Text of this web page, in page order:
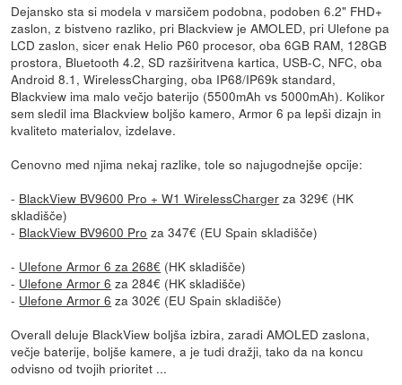
Dejansko sta si modela v marsičem podobna, podoben 6.2" FHD+
zaslon, z bistveno razliko, pri Blackview je AMOLED, pri Ulefone pa
LCD zaslon, sicer enak Helio P60 procesor, oba 6GB RAM, 128GB
prostora, Bluetooth 4.2, SD razširitvena kartica, USB-C, NFC, oba
Android 8.1, WirelessCharging, oba IP68/IP69k standard,
Blackview ima malo večjo baterijo (5500mAh vs 5000mAh). Kolikor
sem sledil ima Blackview boljšo kamero, Armor 6 pa lepši dizajn in
kvaliteto materialov, izdelave.
Cenovno med njima nekaj razlike, tole so najugodnejše opcije:
- BlackView BV9600 Pro + W1 WirelessCharger za 329€ (HK
skladišče)
- BlackView BV9600 Pro za 347€ (EU Spain skladišče)
- Ulefone Armor 6 za 268€ (HK skladišče)
- Ulefone Armor 6 za 284€ (HK skladišče)
- Ulefone Armor 6 za 302€ (EU Spain skladišče)
Overall deluje BlackView boljša izbira, zaradi AMOLED zaslona,
večje baterije, boljše kamere, a je tudi dražji, tako da na koncu
odvisno od tvojih prioritet ...